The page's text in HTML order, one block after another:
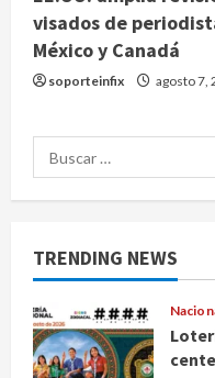
visados de
México y Canadá
soporteinfix agosto 7,
Buscar:
TRENDING NEWS
1